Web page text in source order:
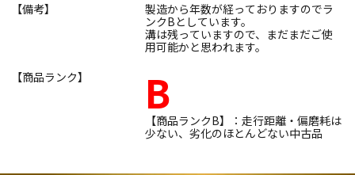
【備考】
製造から年数が経っておりますのでラ
ンクBとしています。
溝は残っていますので、まだまだご使
用可能かと思われます。
【商品ランク】
B
【商品ランクB】：走行距離・偏磨耗は
少ない、劣化のほとんどない中古品